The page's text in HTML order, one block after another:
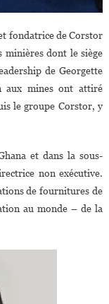
fondatrice de Corstor
minières dont le siège
de Georgette
aux mines ont attiré
le groupe Corstor, y
et dans la sous-
non exécutive.
de fournitures de
au monde – de la